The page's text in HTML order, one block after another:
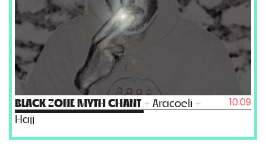
BLACK ZONE MYTH CHANT + Aracoeli +
Hajj
10.09